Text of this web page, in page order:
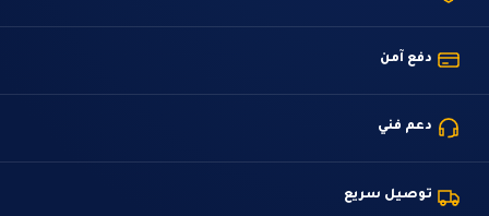
دفع آمن
دعم فني
توصيل سريع